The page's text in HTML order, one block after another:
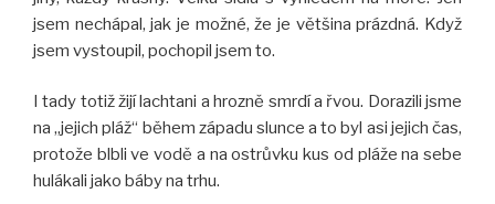
jsem nechápal, jak je možné, že je většina prázdná. Když
jsem vystoupil, pochopil jsem to.
I tady totiž žijí lachtani a hrozně smrdí a řvou. Dorazili jsme
na „jejich pláž“ během západu slunce a to byl asi jejich čas,
protože blbli ve vodě a na ostrůvku kus od pláže na sebe
hulákali jako báby na trhu.